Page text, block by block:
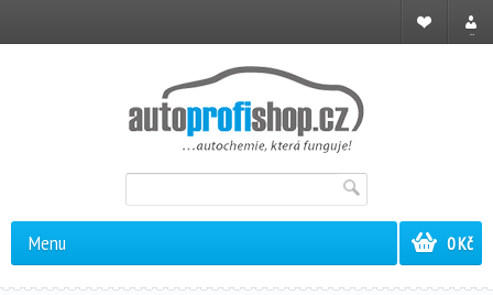
Registrace
0 Kč
Menu